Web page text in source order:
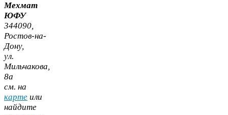
Мехмат
ЮФУ
344090,
Ростов-​на-​
Дону,
ул.
Мильчакова,
8а
cм. на
карте или
найдите